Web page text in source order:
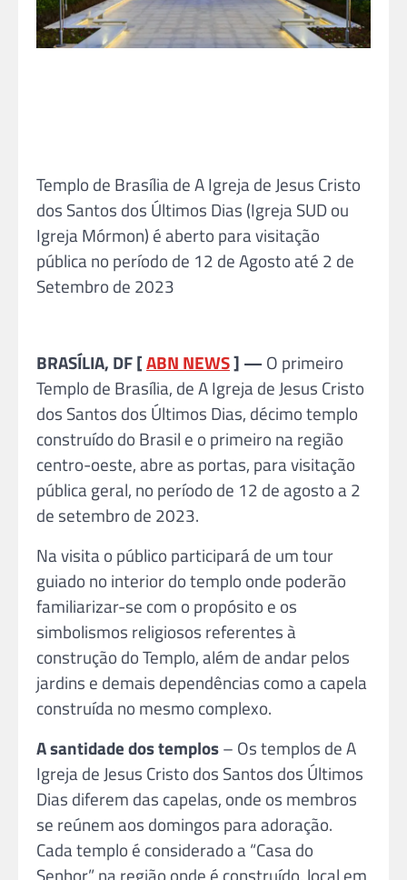
Templo de Brasília de A Igreja de Jesus Cristo
dos Santos dos Últimos Dias (Igreja SUD ou
Igreja Mórmon) é aberto para visitação
pública no período de 12 de Agosto até 2 de
Setembro de 2023
BRASÍLIA, DF [ABN NEWS] — O primeiro
Templo de Brasília, de A Igreja de Jesus Cristo
dos Santos dos Últimos Dias, décimo templo
construído do Brasil e o primeiro na região
centro-oeste, abre as portas, para visitação
pública geral, no período de 12 de agosto a 2
de setembro de 2023.
Na visita o público participará de um tour
guiado no interior do templo onde poderão
familiarizar-se com o propósito e os
simbolismos religiosos referentes à
construção do Templo, além de andar pelos
jardins e demais dependências como a capela
construída no mesmo complexo.
A santidade dos templos– Os templos de A
Igreja de Jesus Cristo dos Santos dos Últimos
Dias diferem das capelas, onde os membros
se reúnem aos domingos para adoração.
Cada templo é considerado a “Casa do